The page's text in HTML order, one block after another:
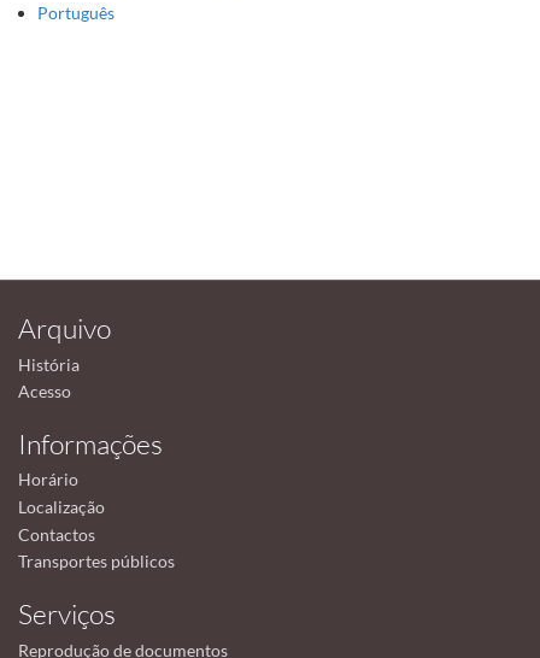
Português
Arquivo
História
Acesso
Informações
Horário
Localização
Contactos
Transportes públicos
Serviços
Reprodução de documentos